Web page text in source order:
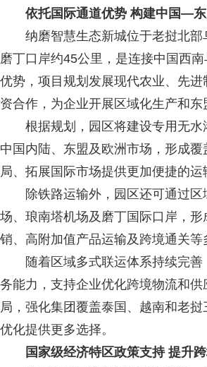
依托国际通道优势 构建中国—
纳磨智慧生态新城位于老挝北部
磨丁口岸约45公里，是连接中国西
优势，项目规划发展现代农业、先
资合作，为企业开展区域化生产和
根据规划，园区将建设专用无水
中国内陆、东盟及欧洲市场，形成
局、拓展国际市场提供更加便捷的运
除铁路运输外，园区还可通过区
场、琅南塔机场及磨丁国际口岸，
销、高附加值产品运输及跨境通关
随着区域多式联运体系持续完善
务能力，支持企业优化跨境物流和
局，强化集团覆盖泰国、越南和老
优化提供更多选择。
国家级经济特区政策支持 提升